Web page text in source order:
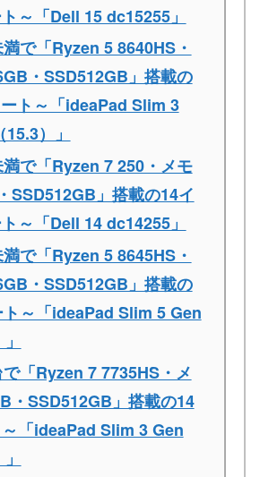
～「Dell 15 dc15255」
で「Ryzen 5 8640HS・
・SSD512GB」搭載の
ト～「ideaPad Slim 3
）」
で「Ryzen 7 250・メモ
SSD512GB」搭載の14イ
～「Dell 14 dc14255」
で「Ryzen 5 8645HS・
・SSD512GB」搭載の
ト～「ideaPad Slim 5 Gen
「Ryzen 7 7735HS・メ
・SSD512GB」搭載の14
「ideaPad Slim 3 Gen